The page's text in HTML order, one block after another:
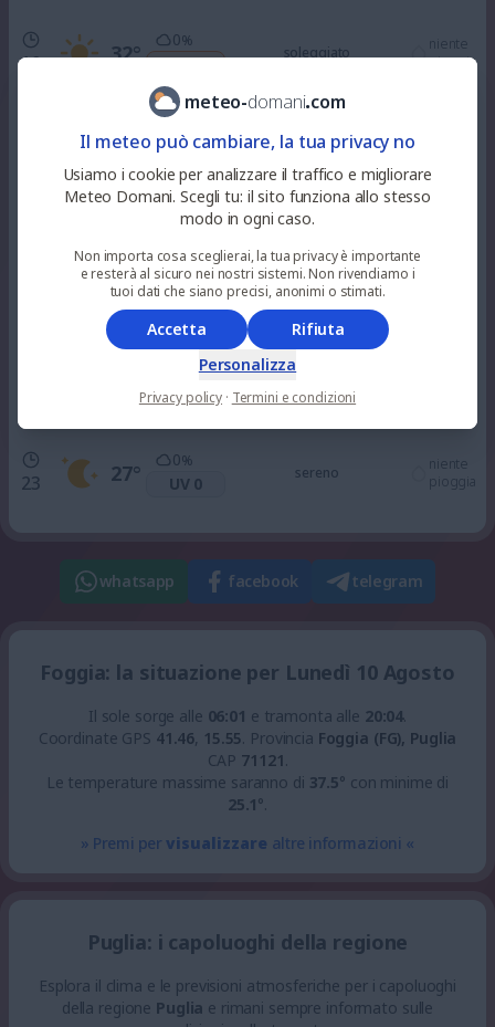
10 32°
0%
UV 4
soleggiato
niente
pioggia
36° UV 7
soleggiato
0%
UV 7
soleggiato
34°
0%
UV 2
° UV 0
sereno
23 27°
0%
UV 0
sereno
niente
pioggia
whatsapp facebook telegram
Foggia: la situazione per Lunedì 10 Agosto
Il sole sorge alle 06:01 e tramonta alle 20:04.
Coordinate GPS 41.46, 15.55. Provincia Foggia (FG), Puglia
CAP 71121.
Le temperature massime saranno di 37.5° con minime di
25.1°.
» Premi pervisualizzare altre informazioni «
Puglia: i capoluoghi della regione
Esplora il clima e le previsioni atmosferiche per i capoluoghi
della regione Puglia e rimani sempre informato sulle
meteo-domani.com
Il meteo può cambiare, la tua privacy no
Usiamo i cookie per analizzare il traffico e migliorare
Meteo Domani. Scegli tu: il sito funziona allo stesso
modo in ogni caso.
Non importa cosa sceglierai, la tua privacy è importante
e resterà al sicuro nei nostri sistemi. Non rivendiamo i
tuoi dati che siano precisi, anonimi o stimati.
Accetta
Rifiuta
Personalizza
Privacy policy · Termini e condizioni